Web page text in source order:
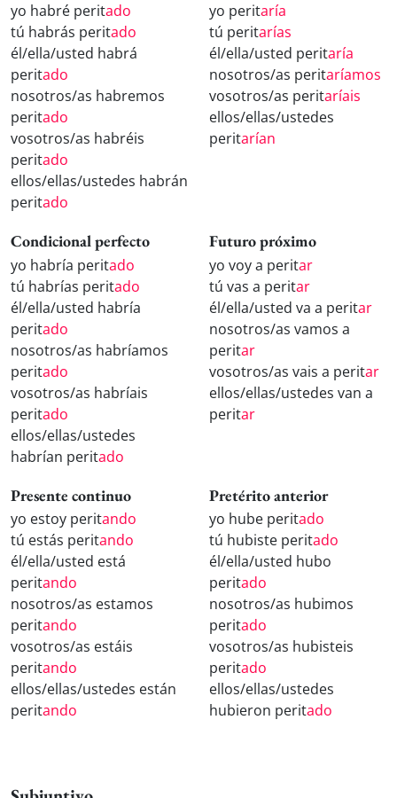
yo habré peritado
tú habrás peritado
él/ella/usted habrá
peritado
nosotros/as habremos
peritado
vosotros/as habréis
peritado
ellos/ellas/ustedes habrán
peritado
yo peritaría
tú peritarías
él/ella/usted peritaría
nosotros/as peritaríamos
vosotros/as peritaríais
ellos/ellas/ustedes
peritarían
Condicional perfecto
yo habría peritado
tú habrías peritado
él/ella/usted habría
peritado
nosotros/as habríamos
peritado
vosotros/as habríais
peritado
ellos/ellas/ustedes
habrían peritado
Futuro próximo
yo voy a peritar
tú vas a peritar
él/ella/usted va a peritar
nosotros/as vamos a
peritar
vosotros/as vais a peritar
ellos/ellas/ustedes van a
peritar
Presente continuo
yo estoy peritando
tú estás peritando
él/ella/usted está
peritando
nosotros/as estamos
peritando
vosotros/as estáis
peritando
ellos/ellas/ustedes están
peritando
Pretérito anterior
yo hube peritado
tú hubiste peritado
él/ella/usted hubo
peritado
nosotros/as hubimos
peritado
vosotros/as hubisteis
peritado
ellos/ellas/ustedes
hubieron peritado